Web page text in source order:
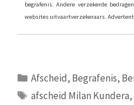
begrafenis. Andere verzekerde
websites uitvaartverzekeraars.
Categorieën
Afscheid, Begrafenis,
Tags
afscheid Milan Kundera,